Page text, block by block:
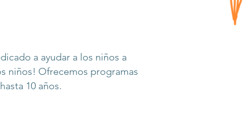
a ayudar a los niños a
niños! Ofrecemos programas
10 años.